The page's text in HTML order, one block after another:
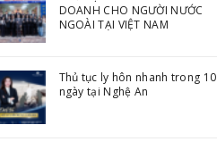
DOANH CHO NGƯỜI NƯỚC
NGOÀI TẠI VIỆT NAM
Thủ tục ly hôn nhanh trong 10
ngày tại Nghệ An